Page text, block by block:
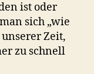
ist oder
sich „wie
Zeit,
zu schnell